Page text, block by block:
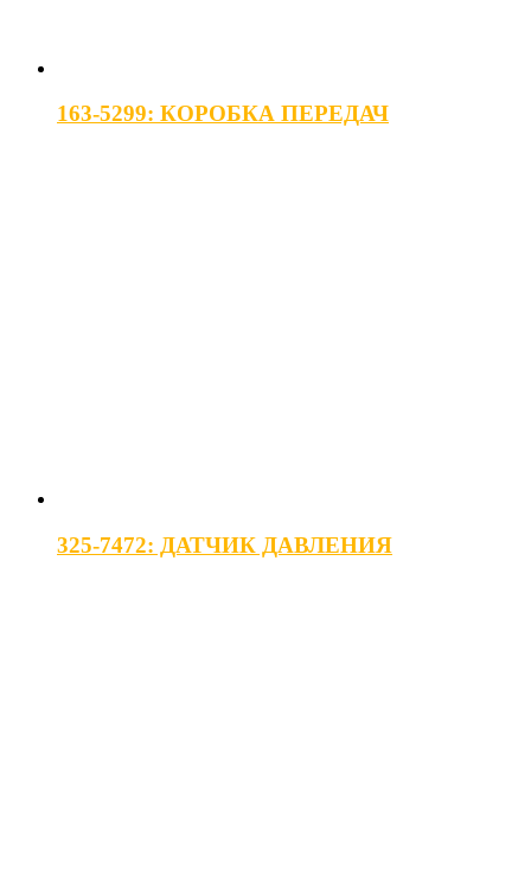
163-5299: КОРОБКА ПЕРЕДАЧ
325-7472: ДАТЧИК ДАВЛЕНИЯ